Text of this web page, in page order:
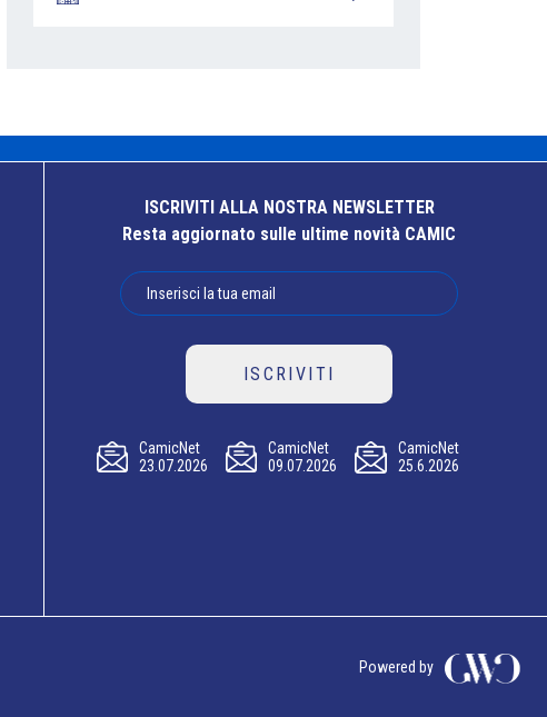
ISCRIVITI ALLA NOSTRA NEWSLETTER
Resta aggiornato sulle ultime novità CAMIC
ISCRIVITI
CamicNet
23.07.2026
CamicNet
09.07.2026
CamicNet
25.6.2026
Powered by